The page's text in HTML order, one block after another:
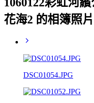
花海2 的相簿照片
DSC01054.JPG